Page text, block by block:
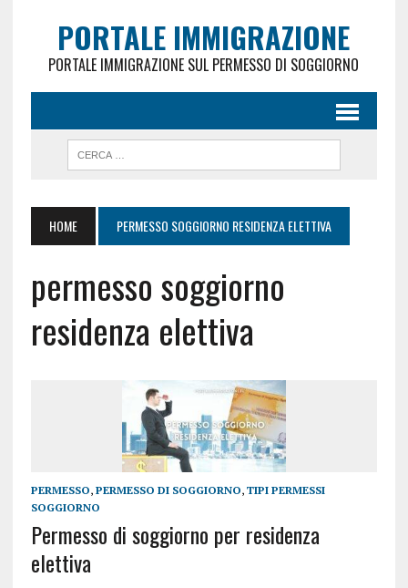
PORTALE IMMIGRAZIONE
PORTALE IMMIGRAZIONE SUL PERMESSO DI SOGGIORNO
HOME PERMESSO SOGGIORNO RESIDENZA ELETTIVA
permesso soggiorno
residenza elettiva
PERMESSO, PERMESSO DI SOGGIORNO, TIPI PERMESSI
SOGGIORNO
Permesso di soggiorno per residenza
elettiva